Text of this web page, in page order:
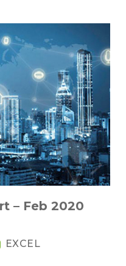
– Feb 2020
EXCEL